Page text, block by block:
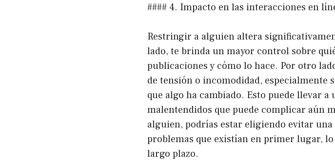
#### 4. Impacto en las interacciones en
Restringir a alguien altera
lado, te brinda un mayor control sobre
publicaciones y cómo lo hace. Por otro
de tensión o incomodidad, especialmente
que algo ha cambiado. Esto puede llevar
malentendidos que puede complicar aún
alguien, podrías estar eligiendo evitar
problemas que existían en primer lugar,
largo plazo.